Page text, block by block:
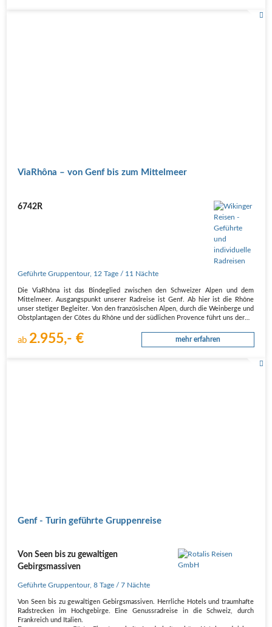
ViaRhôna – von Genf bis zum Mittelmeer
6742R
Geführte Gruppentour, 12 Tage / 11 Nächte
Die ViaRhôna ist das Bindeglied zwischen den Schweizer Alpen und dem
Mittelmeer. Ausgangspunkt unserer Radreise ist Genf. Ab hier ist die Rhône
unser stetiger Begleiter. Von den französischen Alpen, durch die Weinberge und
Obstplantagen der Côtes du Rhône und der südlichen Provence führt uns der…
ab 2.955,- € mehr erfahren
Genf - Turin geführte Gruppenreise
Von Seen bis zu gewaltigen
Gebirgsmassiven
Geführte Gruppentour,8 Tage / 7 Nächte
Von Seen bis zu gewaltigen Gebirgsmassiven. Herrliche Hotels und traumhafte
Radstrecken im Hochgebirge. Eine Genussradreise in die Schweiz, durch
Frankreich und Italien.